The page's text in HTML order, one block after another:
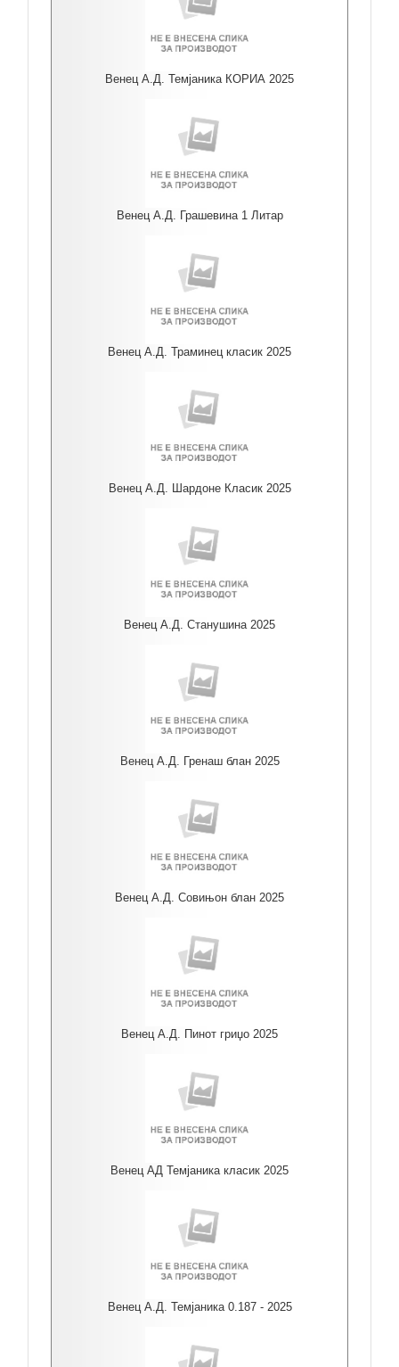
Венец А.Д. Темјаника КОРИА 2025
Венец А.Д. Грашевина 1 Литар
Венец А.Д. Траминец класик 2025
Венец А.Д. Шардоне Класик 2025
Венец А.Д. Станушина 2025
Венец А.Д. Гренаш блан 2025
Венец А.Д. Совињон блан 2025
Венец А.Д. Пинот гриџо 2025
Венец АД Темјаника класик 2025
Венец А.Д. Темјаника 0.187 - 2025